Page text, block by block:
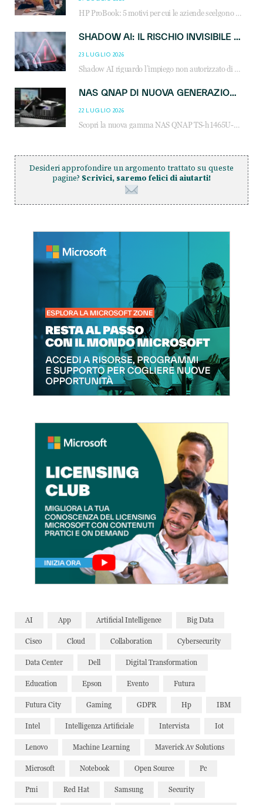
HP ProBook: 5 motivi per cui le aziende scelgono i notebook business HP per migliorare produttività, sicurezza e gestione dell’AI.
SHADOW AI: IL RISCHIO INVISIBILE CHE LE AZIENDE POSSONO GOVERNARE
23 LUGLIO 2026
Shadow AI riguardo l’impiego non autorizzato di sistemi AI all’interno dell’azienda. E’ una pratica che si diffonde a partire dai dipendenti fino ai dirigenti e mette a repentaglio la cybersecurity, con costi più elevati per le organizzazioni. Due recenti report illustrano il fenomeno e forniscono dati in merito
NAS QNAP DI NUOVA GENERAZIONE: PIÙ PRESTAZIONI, SCALABILITÀ E PROTEZIONE DEI DATI PER LE INFRASTRUTTURE IT MODERNE
22 LUGLIO 2026
Scopri la nuova gamma NAS QNAP TS-h1465U-RP, TS-h1065eU e TS-h665U: storage aziendale con ZFS, DDR5, E1.S NVMe e connettività 2.5GbE per backup, virtualizzazione e cybersecurity.
Desideri approfondire un argomento trattato su queste
pagine? Scrivici, saremo felici di aiutarti!
AI App Artificial Intelligence Big Data
Cisco Cloud Collaboration Cybersecurity
Data Center Dell Digital Transformation
Education Epson Evento Futura
Futura City Gaming GDPR Hp IBM
Intel Intelligenza Artificiale Intervista Iot
Lenovo Machine Learning Maverick Av Solutions
Microsoft Notebook Open Source Pc
Pmi Red Hat Samsung Security